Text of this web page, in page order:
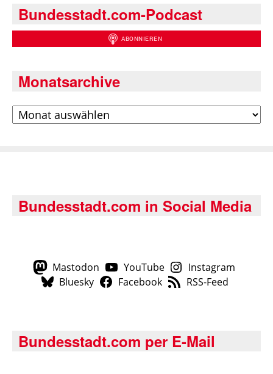
Bundesstadt.com-Podcast
Monatsarchive
Archiv
Bundesstadt.com in Social Media
Mastodon YouTube
Instagram
Bluesky
Facebook RSS-Feed
Bundesstadt.com per E-Mail